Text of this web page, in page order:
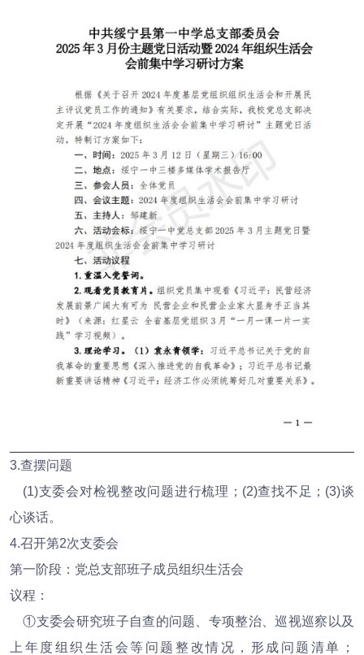
3.查摆问题
(1)支委会对检视整改问题进行梳理；(2)查找不足；(3)谈
心谈话。
4.召开第2次支委会
第一阶段：党总支部班子成员组织生活会
议程：
①支委会研究班子自查的问题、专项整治、巡视巡察以及
上年度组织生活会等问题整改情况，形成问题清单；